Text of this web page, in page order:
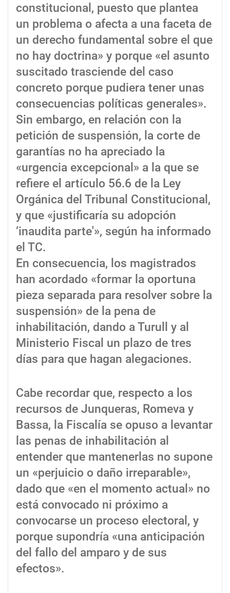
constitucional, puesto que plantea
un problema o afecta a una faceta de
un derecho fundamental sobre el que
no hay doctrina» y porque «el asunto
suscitado trasciende del caso
concreto porque pudiera tener unas
consecuencias políticas generales».
Sin embargo, en relación con la
petición de suspensión, la corte de
garantías no ha apreciado la
«urgencia excepcional» a la que se
refiere el artículo 56.6 de la Ley
Orgánica del Tribunal Constitucional,
y que «justificaría su adopción
‘inaudita parte'», según ha informado
el TC.
En consecuencia, los magistrados
han acordado «formar la oportuna
pieza separada para resolver sobre la
suspensión» de la pena de
inhabilitación, dando a Turull y al
Ministerio Fiscal un plazo de tres
días para que hagan alegaciones.
Cabe recordar que, respecto a los
recursos de Junqueras, Romeva y
Bassa, la Fiscalía se opuso a levantar
las penas de inhabilitación al
entender que mantenerlas no supone
un «perjuicio o daño irreparable»,
dado que «en el momento actual» no
está convocado ni próximo a
convocarse un proceso electoral, y
porque supondría «una anticipación
del fallo del amparo y de sus
efectos».